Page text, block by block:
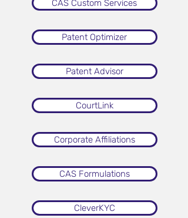
CAS Custom Services
Patent Optimizer
Patent Advisor
CourtLink
Corporate Affiliations
CAS Formulations
CleverKYC